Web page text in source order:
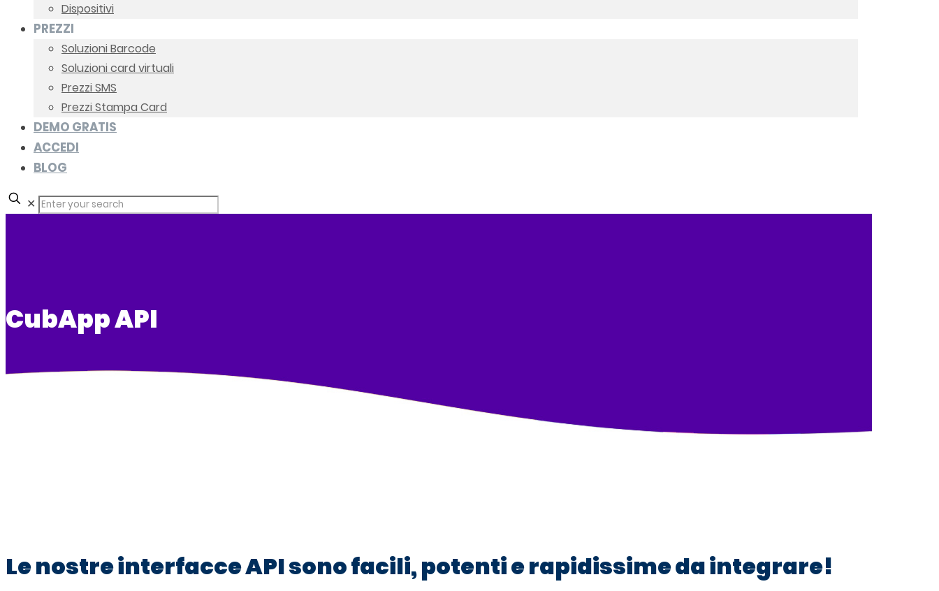
Dispositivi
PREZZI
Soluzioni Barcode
Soluzioni card virtuali
Prezzi SMS
Prezzi Stampa Card
DEMO GRATIS
ACCEDI
BLOG
✕
CubApp API
Le nostre interfacce API sono facili, potenti e rapidissime da integrare!